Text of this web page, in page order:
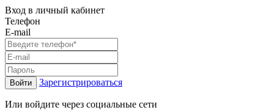
Вход в личный кабинет
Телефон
E-mail
Войти Зарегистрироваться
Или войдите через социальные сети